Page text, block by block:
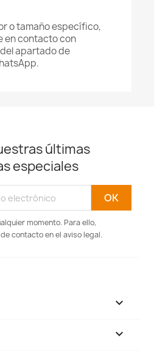
o tamaño específico,
en contacto con
apartado de
últimas
especiales
momento. Para ello,
contacto en el aviso legal.

